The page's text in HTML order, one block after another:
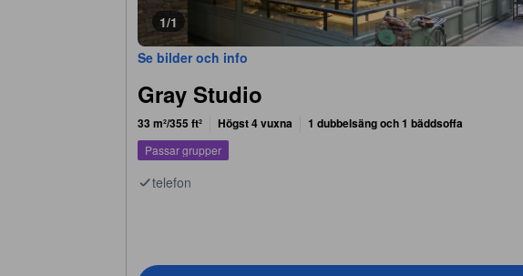
1/1
Se bilder och info
Gray Studio
33 m²/355 ft² Högst 4 vuxna 1 dubbelsäng och 1 bäddsoffa
Passar grupper
telefon